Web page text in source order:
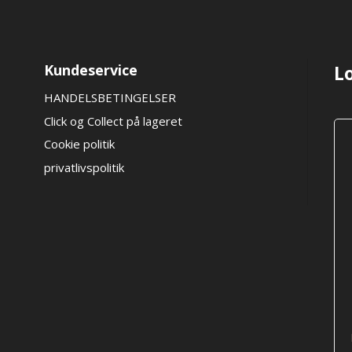
Kundeservice
HANDELSBETINGELSER
Click og Collect på lageret
Cookie politik
privatlivspolitik